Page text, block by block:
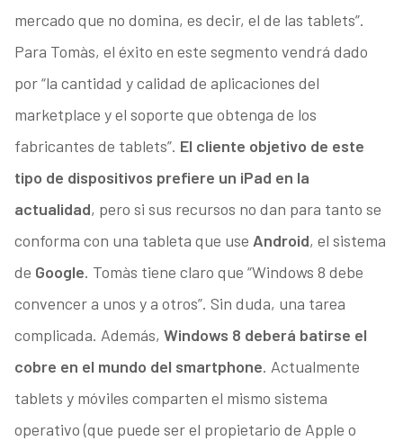
mercado que no domina, es decir, el de las tablets”.
Para Tomàs, el éxito en este segmento vendrá dado
por “la cantidad y calidad de aplicaciones del
marketplace y el soporte que obtenga de los
fabricantes de tablets”. El cliente objetivo de este
tipo de dispositivos prefiere un iPad en la
actualidad, pero si sus recursos no dan para tanto se
conforma con una tableta que use Android, el sistema
de Google. Tomàs tiene claro que “Windows 8 debe
convencer a unos y a otros”. Sin duda, una tarea
complicada. Además, Windows 8 deberá batirse el
cobre en el mundo del smartphone. Actualmente
tablets y móviles comparten el mismo sistema
operativo (que puede ser el propietario de Apple o